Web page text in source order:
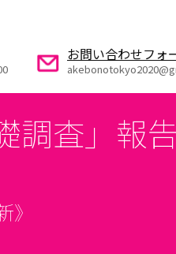
お問い合わせフォ
調査」報